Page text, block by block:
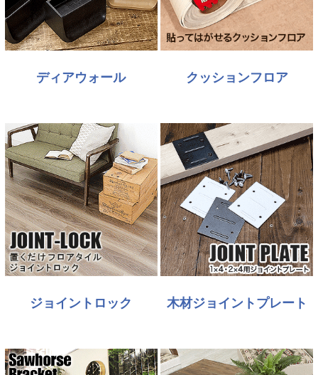
ディアウォール クッションフロア
ジョイントロック 木材ジョイントプレート